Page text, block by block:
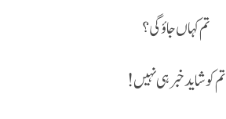
تم کہاں جاؤ گی؟
تم کو شاید خبر ہی نہیں !